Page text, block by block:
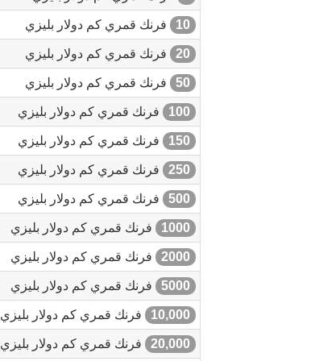
10 فرنك قمري كم دولار بليزي
20 فرنك قمري كم دولار بليزي
50 فرنك قمري كم دولار بليزي
100 فرنك قمري كم دولار بليزي
150 فرنك قمري كم دولار بليزي
250 فرنك قمري كم دولار بليزي
500 فرنك قمري كم دولار بليزي
1000 فرنك قمري كم دولار بليزي
2000 فرنك قمري كم دولار بليزي
5000 فرنك قمري كم دولار بليزي
10,000 فرنك قمري كم دولار بليزي
20,000 فرنك قمري كم دولار بليزي